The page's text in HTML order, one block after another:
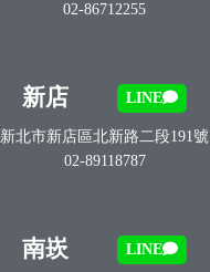
02-86712255
新店 LINE
新北市新店區北新路二段191號
02-89118787
南崁 LINE